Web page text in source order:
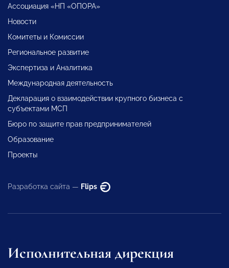
Ассоциация «НП «ОПОРА»
Новости
Комитеты и Комиссии
Региональное развитие
Экспертиза и Аналитика
Международная деятельность
Декларация о взаимодействии крупного бизнеса с
субъектами МСП
Бюро по защите прав предпринимателей
Образование
Проекты
Разработка сайта — Flips
Исполнительная дирекция